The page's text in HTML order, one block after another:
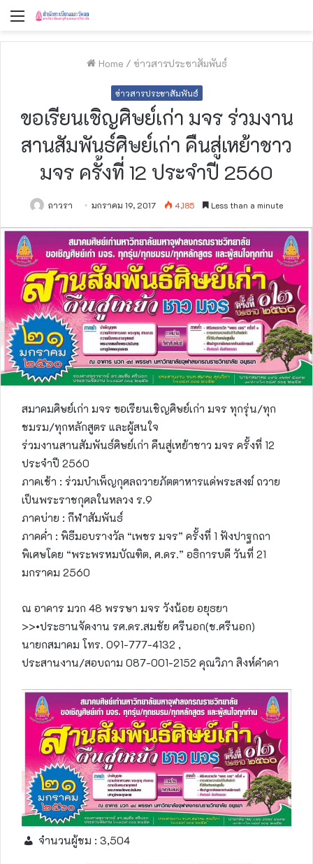
Menu
Home / ข่าวสารประชาสัมพันธ์
ข่าวสารประชาสัมพันธ์
ขอเรียนเชิญศิษย์เก่า มจร ร่วมงาน
สานสัมพันธ์ศิษย์เก่า คืนสู่เหย้าชาว
มจร ครั้งที่ 12 ประจำปี 2560
ถาวรา มกราคม 19, 2017 4,185 Less than a minute
สมาคมศิษย์เก่า มจร ขอเรียนเชิญศิษย์เก่า มจร ทุกรุ่น/ทุก
ชมรม/ทุกหลักสูตร และผู้สนใจ
ร่วมงานสานสัมพันธ์ศิษย์เก่า คืนสู่เหย้าชาว มจร ครั้งที่ 12
ประจำปี 2560
ภาคเช้า : ร่วมบำเพ็ญกุศลถวายภัตตาหารแด่พระสงฆ์ ถวาย
เป็นพระราชกุศลในหลวง ร.9
ภาคบ่าย : กีฬาสัมพันธ์
ภาคค่ำ : พิธีมอบรางวัล “เพชร มจร” ครั้งที่ 1 ฟังปาฐกถา
พิเศษโดย “พระพรหมบัณฑิต, ศ.ดร.” อธิการบดี วันที่ 21
มกราคม 2560
ณ อาคาร มวก 48 พรรษา มจร วังน้อย อยุธยา
>>•ประธานจัดงาน รศ.ดร.สมชัย ศรีนอก(ช.ศรีนอก)
นายกสมาคม โทร. 091-777-4132 ,
ประสานงาน/สอบถาม 087-001-2152 คุณวิภา สิงห์คำคา
จำนวนผู้ชม : 3,504